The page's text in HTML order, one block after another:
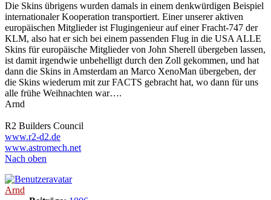
Die Skins übrigens wurden damals in einem denkwürdigen Beispiel
internationaler Kooperation transportiert. Einer unserer aktiven
europäischen Mitglieder ist Flugingenieur auf einer Fracht-747 der
KLM, also hat er sich bei einem passenden Flug in die USA ALLE
Skins für europäische Mitglieder von John Sherell übergeben lassen,
ist damit irgendwie unbehelligt durch den Zoll gekommen, und hat
dann die Skins in Amsterdam an Marco XenoMan übergeben, der
die Skins wiederum mit zur FACTS gebracht hat, wo dann für uns
alle frühe Weihnachten war….
Arnd
R2 Builders Council
www.r2-d2.de
www.astromech.net
Nach oben
Arnd